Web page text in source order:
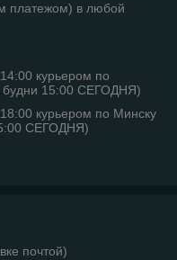
платежом) в любой
курьером по
15:00 СЕГОДНЯ)
курьером по Минску
СЕГОДНЯ)
почтой)